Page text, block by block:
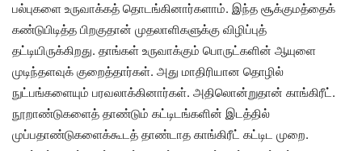
பல்புகளை உருவாக்கத் தொடங்கினார்களாம். இந்த சூக்குமத்தைக்
கண்டுபிடித்த பிறகுதான் முதலாளிகளுக்கு விழிப்புத்
தட்டியிருக்கிறது. தாங்கள் உருவாக்கும் பொருட்களின் ஆயுளை
முடிந்தளவுக் குறைத்தார்கள். அது மாதிரியான தொழில்
நுட்பங்களையும் பரவலாக்கினார்கள். அதிலொன்றுதான் காங்கிரீட்.
நூறாண்டுகளைத் தாண்டும் கட்டிடங்களின் இடத்தில்
முப்பதாண்டுகளைக்கூடத் தாண்டாத காங்கிரீட் கட்டிட முறை.